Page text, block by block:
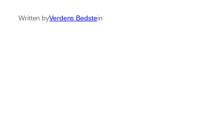
Written byVerdens Bedstein